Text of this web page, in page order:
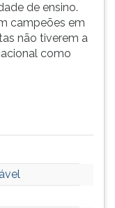
de ensino.
campeões em
não tiverem a
como